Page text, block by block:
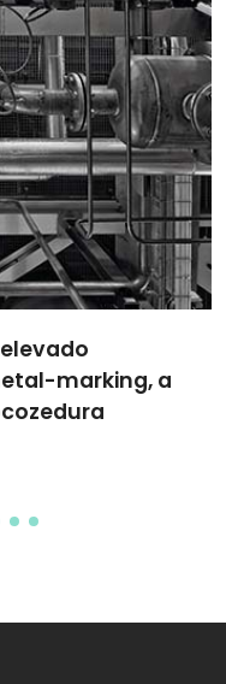
and
from